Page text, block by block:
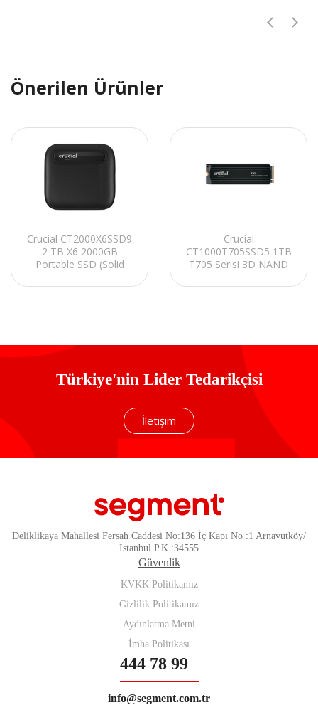
Önerilen Ürünler
Crucial CT2000X6SSD9
2 TB X6 2000GB
Portable SSD (Solid
Crucial
CT1000T705SSD5 1TB
T705 Serisi 3D NAND
PCIe Gen5 NVMe M.2
Türkiye'nin Lider Tedarikçisi
İletişim
Deliklikaya Mahallesi Fersah Caddesi No:136 İç Kapı No :1 Arnavutköy/
İstanbul P.K :34555
Güvenlik
KVKK Politikamız
Gizlilik Politikamız
Aydınlatma Metni
İmha Politikası
444 78 99
info@segment.com.tr